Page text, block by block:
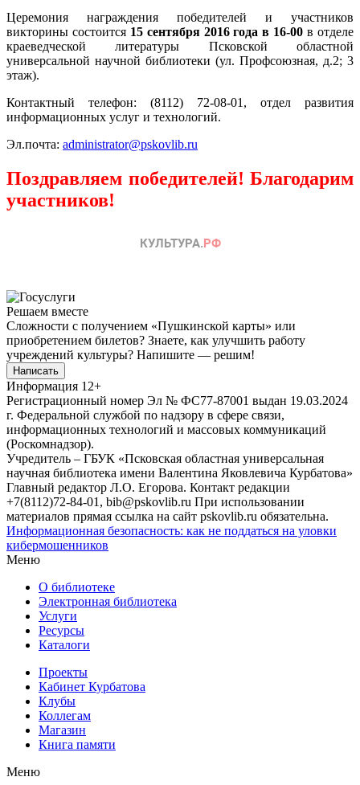
Церемония награждения победителей и участников
викторины состоится 15 сентября 2016 года в 16-00 в отделе
краеведческой литературы Псковской областной
универсальной научной библиотеки (ул. Профсоюзная, д.2; 3
этаж).
Контактный телефон: (8112) 72-08-01, отдел развития
информационных услуг и технологий.
Эл.почта: administrator@pskovlib.ru
Поздравляем победителей! Благодарим
участников!
Решаем вместе
Сложности с получением «Пушкинской карты» или
приобретением билетов? Знаете, как улучшить работу
учреждений культуры? Напишите — решим!
Написать
Информация 12+
Регистрационный номер Эл № ФС77-87001 выдан 19.03.2024
г. Федеральной службой по надзору в сфере связи,
информационных технологий и массовых коммуникаций
(Роскомнадзор).
Учредитель – ГБУК «Псковская областная универсальная
научная библиотека имени Валентина Яковлевича Курбатова»
Главный редактор Л.О. Егорова. Контакт редакции
+7(8112)72-84-01, bib@pskovlib.ru При использовании
материалов прямая ссылка на сайт pskovlib.ru обязательна.
Информационная безопасность: как не поддаться на уловки
кибермошенников
Меню
О библиотеке
Электронная библиотека
Услуги
Ресурсы
Каталоги
Проекты
Кабинет Курбатова
Клубы
Коллегам
Магазин
Книга памяти
Меню